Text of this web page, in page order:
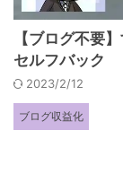
【ブログ不要
セルフバック
2023/2/12
ブログ収益化